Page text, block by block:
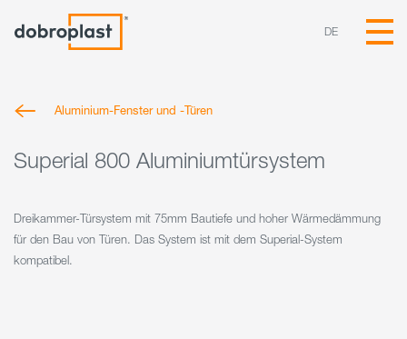
DE
Aluminium-Fenster und -Türen
Superial 800 Aluminiumtürsystem
Dreikammer-Türsystem mit 75mm Bautiefe und hoher Wärmedämmung
für den Bau von Türen. Das System ist mit dem Superial-System
kompatibel.